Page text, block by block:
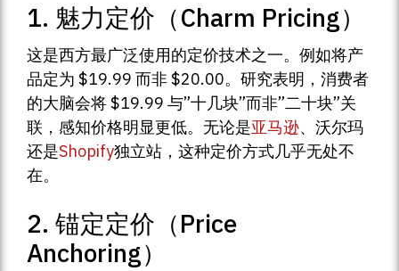
1. 魅力定价（Charm Pricing）
这是西方最广泛使用的定价技术之一。例如将产
品定为 $19.99 而非 $20.00。研究表明，消费者
的大脑会将 $19.99 与”十几块”而非”二十块”关
联，感知价格明显更低。无论是亚马逊、沃尔玛
还是Shopify独立站，这种定价方式几乎无处不
在。
2. 锚定定价（Price
Anchoring）